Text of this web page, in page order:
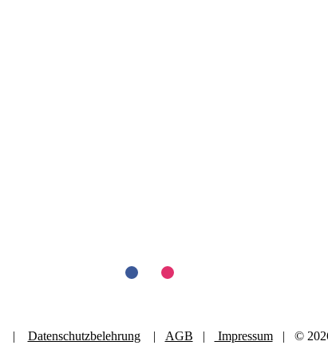
| Datenschutzbelehrung| AGB | Impressum| © 2026